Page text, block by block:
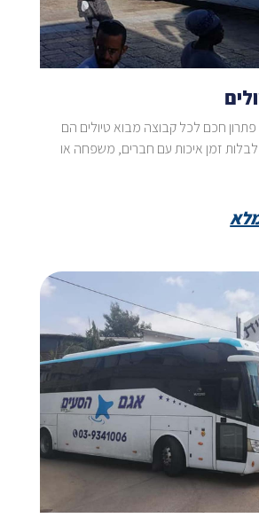
פתרון חכם לכל קבוצה מבוא טיולים הם
זמן איכות עם חברים, משפחה או